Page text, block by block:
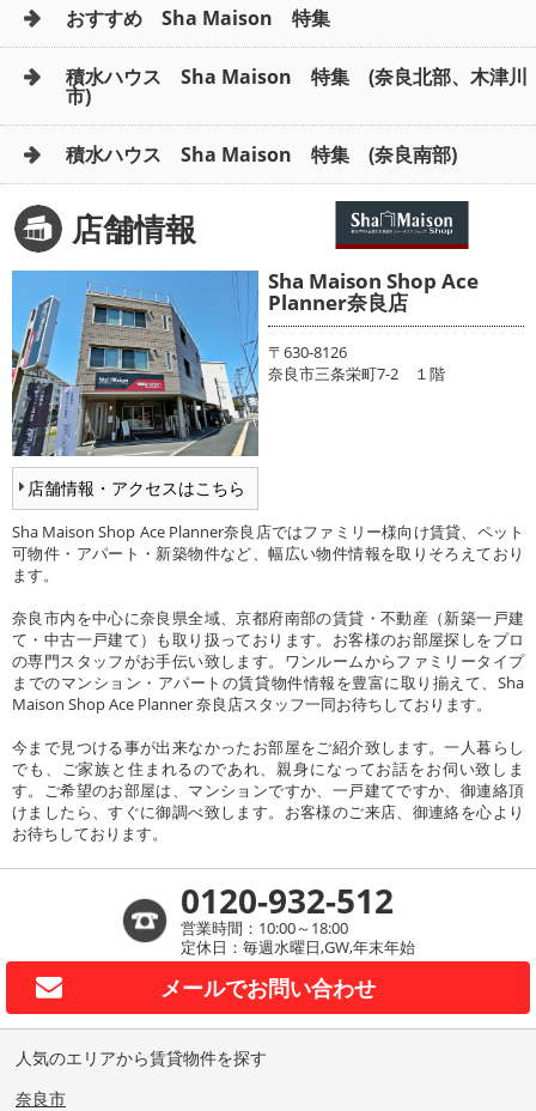
おすすめ Sha Maison 特集
積水ハウス Sha Maison 特集 (奈良北部、木津川
市)
積水ハウス Sha Maison 特集 (奈良南部)
店舗情報
店舗情報・アクセスはこちら
Sha Maison Shop Ace
Planner奈良店
〒630-8126
奈良市三条栄町7-2 １階
Sha Maison Shop Ace Planner奈良店ではファミリー様向け賃貸、ペット
可物件・アパート・新築物件など、幅広い物件情報を取りそろえており
ます。
奈良市内を中心に奈良県全域、京都府南部の賃貸・不動産（新築一戸建
て・中古一戸建て）も取り扱っております。お客様のお部屋探しをプロ
の専門スタッフがお手伝い致します。ワンルームからファミリータイプ
までのマンション・アパートの賃貸物件情報を豊富に取り揃えて、Sha
Maison Shop Ace Planner 奈良店スタッフ一同お待ちしております。
今まで見つける事が出来なかったお部屋をご紹介致します。一人暮らし
でも、ご家族と住まれるのであれ、親身になってお話をお伺い致しま
す。ご希望のお部屋は、マンションですか、一戸建てですか、御連絡頂
けましたら、すぐに御調べ致します。お客様のご来店、御連絡を心より
お待ちしております。
0120-932-512
営業時間：10:00～18:00
定休日：毎週水曜日,GW,年末年始
メールでお問い合わせ
人気のエリアから賃貸物件を探す
奈良市